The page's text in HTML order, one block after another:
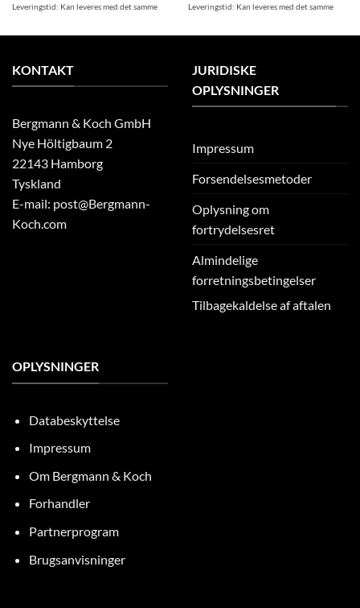
Leveringstid: Kan leveres med det samme
Leveringstid: Kan leveres med det samme
KONTAKT
Bergmann & Koch GmbH
Nye Höltigbaum 2
22143 Hamborg
Tyskland
E-mail: post@Bergmann-
Koch.com
JURIDISKE
OPLYSNINGER
Impressum
Forsendelsesmetoder
Oplysning om
fortrydelsesret
Almindelige
forretningsbetingelser
Tilbagekaldelse af aftalen
OPLYSNINGER
Databeskyttelse
Impressum
Om Bergmann & Koch
Forhandler
Partnerprogram
Brugsanvisninger